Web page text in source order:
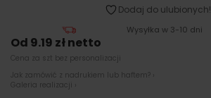
Dodaj do ulubionych!
Wysyłka w 3-10 dni
Od 9.19 zł netto
Cena za szt bez personalizacji
Jak zamówić z nadrukiem lub haftem? ›
Galeria realizacji ›